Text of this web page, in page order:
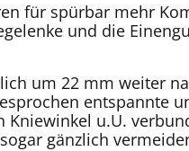
für spürbar mehr
und die
um 22 mm weiter
entspannte
u.U.
gänzlich